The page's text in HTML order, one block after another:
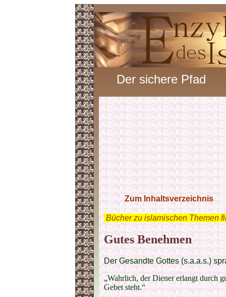
Der sichere Pfad
Zum Inhaltsverzeichnis
Bücher zu islamischen Themen
Gutes Benehmen
Der Gesandte Gottes (s.a.a.s.)
„Wahrlich, der Diener erlangt durch
Gebet steht.“